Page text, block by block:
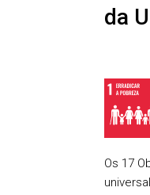
da
Os 17